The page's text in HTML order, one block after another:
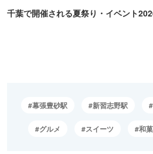
千葉で開催される夏祭り・イベント
幕張豊砂駅 新習志野駅
グルメ スイーツ 和